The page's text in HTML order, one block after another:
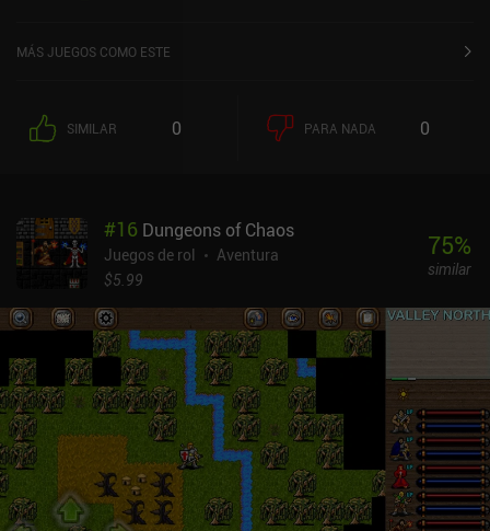
MÁS JUEGOS COMO ESTE
SIMILAR 0 PARA NADA 0
#16 Dungeons of Chaos
Juegos de rol
Aventura
$5.99
75%
similar